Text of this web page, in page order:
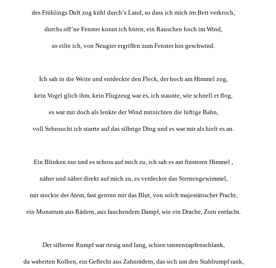
des Frühlings Duft zog kühl durch‘s Land, so dass ich mich im Bett verkroch,
durchs off’ne Fenster konnt ich hören, ein Rauschen hoch im Wind,
so eilte ich, von Neugier ergriffen zum Fenster hin geschwind.
Ich sah in die Weite und entdeckte den Fleck, der hoch am Himmel zog,
kein Vogel glich ihm, kein Flugzeug war es, ich staunte, wie schnell er flog,
es war mir doch als lenkte der Wind mitnichten die luftige Bahn,
voll Sehnsucht ich starrte auf das silbrige Ding und es war mir als hielt es an.
Ein Blinken nur und es schoss auf mich zu, ich sah es am finsteren Himmel ,
näher und näher direkt auf mich zu, es verdeckte das Sternengewimmel,
mir stockte der Atem, fast geronn mir das Blut, von solch majestätischer Pracht,
ein Monstrum aus Rädern, aus fauchendem Dampf, wie ein Drache, Zorn entfacht.
Der silberne Rumpf war riesig und lang, schien tannenzapfenschlank,
da waberten Kolben, ein Geflecht aus Zahnrädern, das sich um den Stahlrumpf rank,